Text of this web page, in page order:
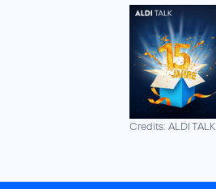
Credits: ALDI TALK